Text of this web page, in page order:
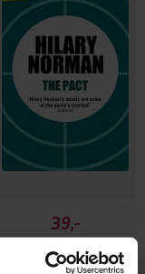
39,-
The Pact
Hilary Norman